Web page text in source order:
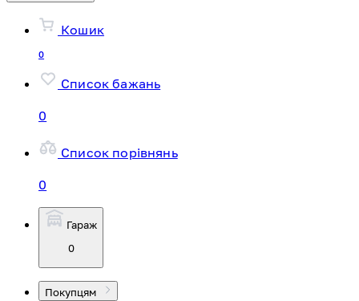
Кошик
0
Список бажань
0
Список порівнянь
0
Гараж
0
Покупцям